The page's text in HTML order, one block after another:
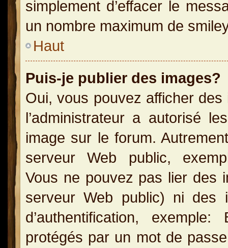
simplement d’effacer le
un nombre maximum de
Haut
Puis-je publier des images?
Oui, vous pouvez afficher
l’administrateur a autorisé
image sur le forum.
serveur Web public,
Vous ne pouvez pas lier des
serveur Web public) ni des
d’authentification,
protégés par un mot de